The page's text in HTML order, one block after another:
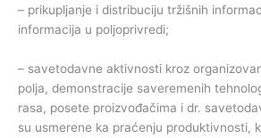
– prikupljanje i distribuciju tržišnih
informacija u poljoprivredi;
– savetodavne aktivnosti kroz
polja, demonstracije saveremenih
rasa, posete proizvođačima i dr.
su usmerene ka praćenju produktivnosti,